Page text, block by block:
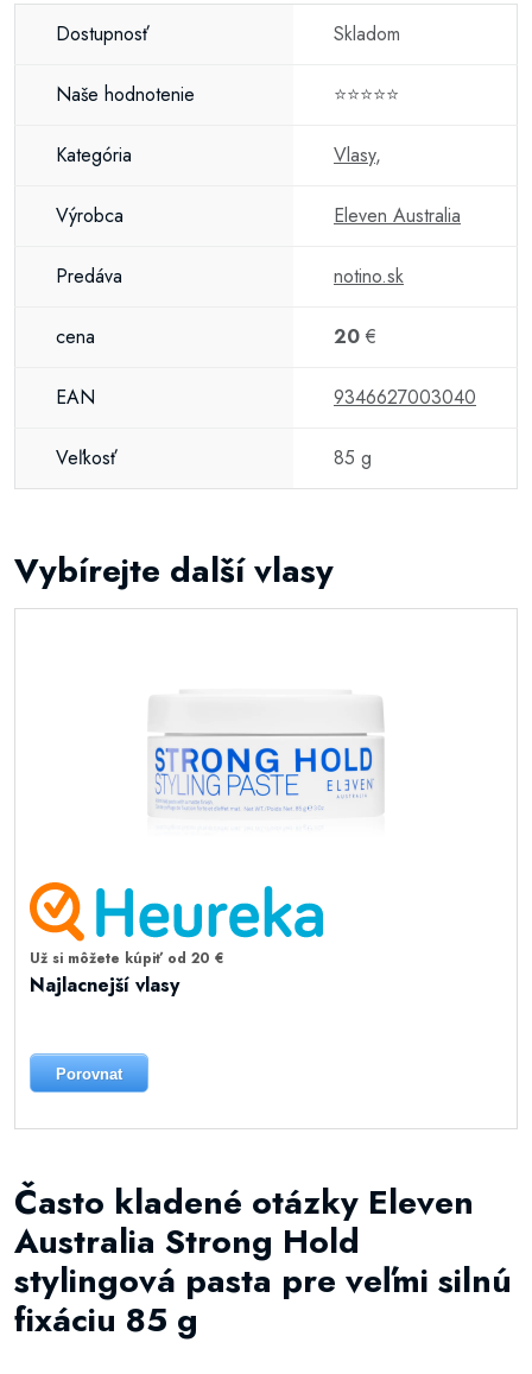
Dostupnosť Skladom
Naše hodnotenie ⭐⭐⭐⭐⭐
Kategória Vlasy,
Výrobca Eleven Australia
Predáva notino.sk
cena 20 €
EAN 9346627003040
Veľkosť 85 g
Vybírejte další vlasy
Už si môžete kúpiť od 20 €
Najlacnejší vlasy
Porovnat
Často kladené otázky Eleven
Australia Strong Hold
stylingová pasta pre veľmi silnú
fixáciu 85 g